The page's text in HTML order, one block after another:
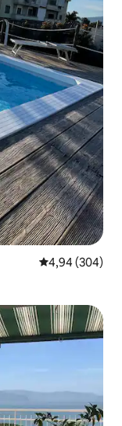
4,94 de uma
4,94 (304)